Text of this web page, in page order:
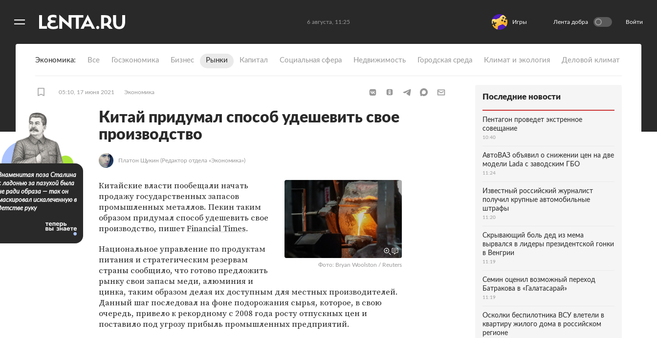
6 августа, 11:25 Игры Лента добра Войти
Экономика Все Госэкономика Бизнес Рынки Капитал Социальная сфера Недвижимость Городская среда Климат и экология Деловой климат
05:10, 17 июня 2021 Экономика
Китай придумал способ удешевить свое
производство
Платон Щукин (Редактор отдела «Экономика»)
Фото: Bryan Woolston / Reuters
Китайские власти пообещали начать
продажу государственных запасов
промышленных металлов. Пекин таким
образом придумал способ удешевить свое
производство, пишетFinancial Times.
Национальное управление по продуктам
питания и стратегическим резервам
страны сообщило, что готово предложить
рынку свои запасы меди, алюминия и
цинка, таким образом делая их доступным для местных производителей.
Данный шаг последовал на фоне подорожания сырья, которое, в свою
очередь, привело к рекордному с 2008 года росту отпускных цен и
поставило под угрозу прибыль промышленных предприятий.
поза Сталина
ладонью за пазухой была
ради образа — так он
искалеченную в
руку
Последние новости
Пентагон проведет экстренное
совещание
10:40
АвтоВАЗ объявил о снижении цен на две
модели Lada с заводским ГБО
11:24
Известный российский журналист
получил крупные автомобильные
штрафы
11:20
Скрывающий боль дед из мема
вырвался в лидеры президентской гонки
в Венгрии
11:19
Семин оценил возможный переход
Батракова в «Галатасарай»
11:19
Осколки беспилотника ВСУ влетели в
квартиру жилого дома в российском
регионе